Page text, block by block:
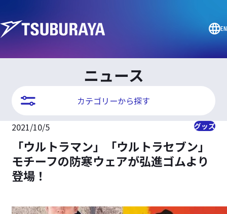
EN
ニュース
カテゴリーから探す
2021/10/5 グッズ
「ウルトラマン」「ウルトラセブン」
モチーフの防寒ウェアが弘進ゴムより
登場！